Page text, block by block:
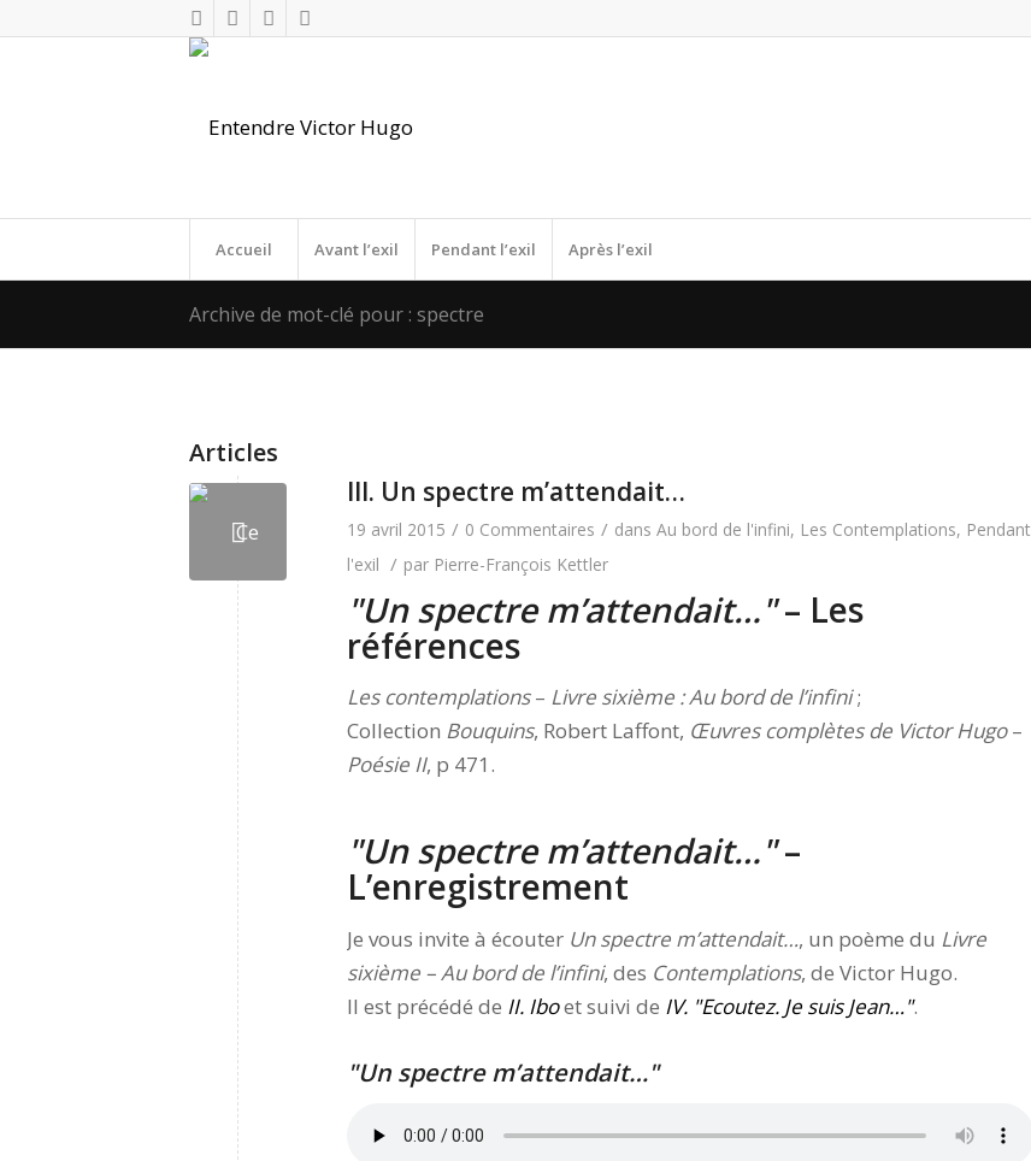
Accueil Avant l’exil Pendant l’exil Après l’exil
Archive de mot-clé pour : spectre
Articles
III. Un spectre m’attendait…
19 avril 2015 / 0 Commentaires / dans Au bord de l'infini, Les Contemplations, Pendant
l'exil / par Pierre-François Kettler
Un spectre m’attendait… – Les
références
Les contemplations– Livre sixième : Au bord de l’infini;
Collection Bouquins, Robert Laffont, Œuvres complètes de Victor Hugo–
Poésie II, p 471.
Un spectre m’attendait… –
L’enregistrement
Je vous invite à écouter Un spectre m’attendait…, un poème du Livre
sixième – Au bord de l’infini, des Contemplations, de Victor Hugo.
Il est précédé de II. Iboet suivi de IV. Ecoutez. Je suis Jean… .
Un spectre m’attendait…